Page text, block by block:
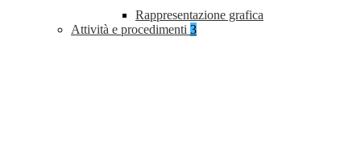
Rappresentazione grafica
Attività e procedimenti 3